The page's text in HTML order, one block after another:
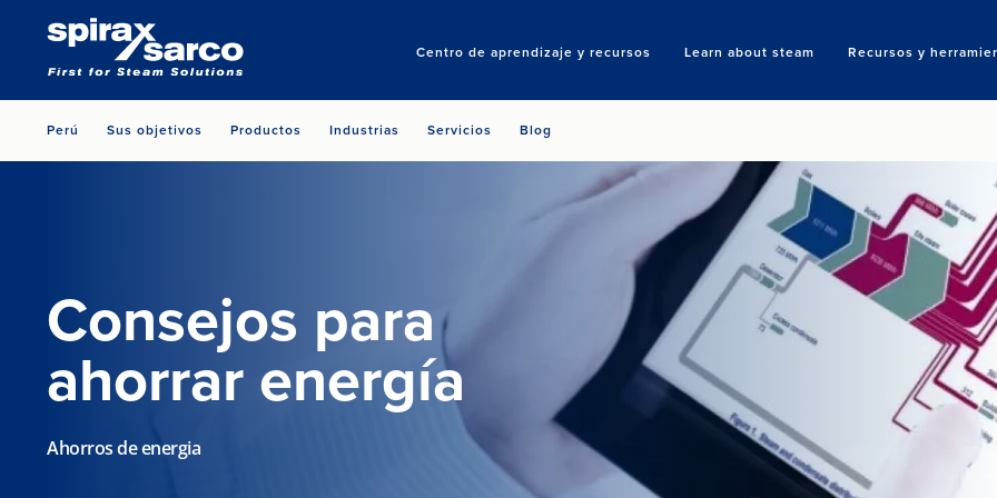
Centro de aprendizaje y recursos Learn about steam Recursos y
Search
Perú Sus objetivos Productos Industrias Servicios Blog
Consejos para
ahorrar energía
Ahorros de energia